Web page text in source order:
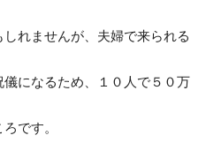
れませんが、夫婦で来られる
になるため、１０人で５０万
です。